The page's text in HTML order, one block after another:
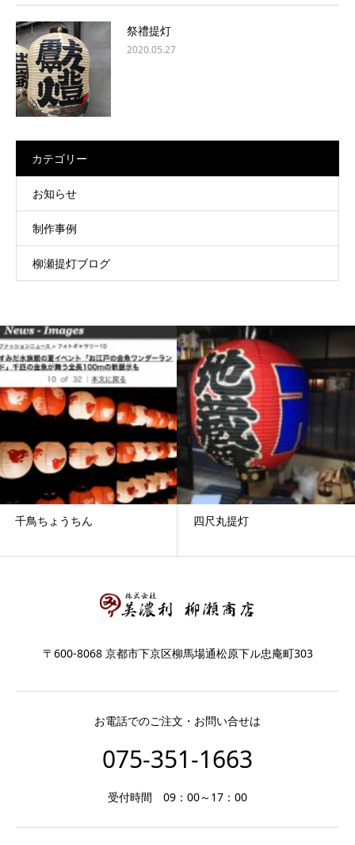
祭禮提灯
2020.05.27
カテゴリー
お知らせ
制作事例
柳瀬提灯ブログ
千鳥ちょうちん 四尺丸提灯
〒600-8068 京都市下京区柳馬場通松原下ル忠庵町303
お電話でのご注文・お問い合せは
075-351-1663
受付時間 09：00～17：00